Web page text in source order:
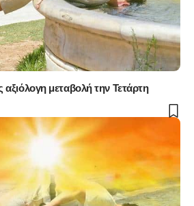
αξιόλογη μεταβολή την Τετάρτη